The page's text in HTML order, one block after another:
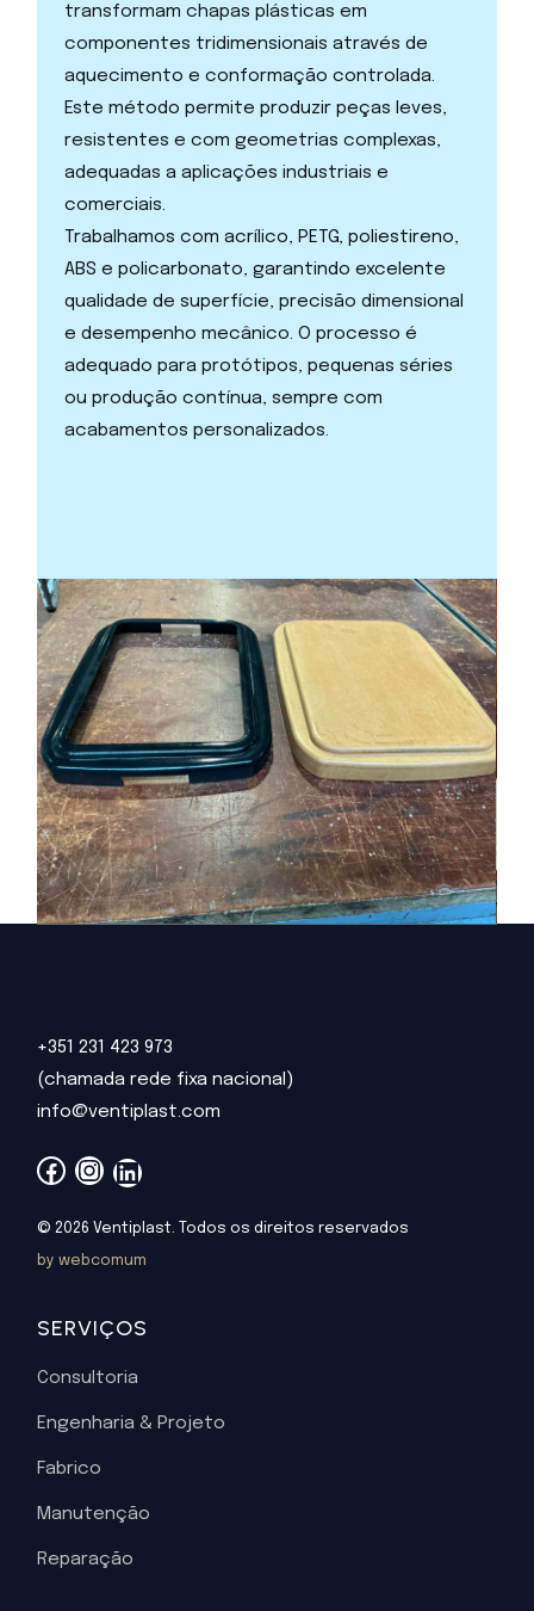
transformam chapas plásticas em
componentes tridimensionais através de
aquecimento e conformação controlada.
Este método permite produzir peças leves,
resistentes e com geometrias complexas,
adequadas a aplicações industriais e
comerciais.
Trabalhamos com acrílico, PETG, poliestireno,
ABS e policarbonato, garantindo excelente
qualidade de superfície, precisão dimensional
e desempenho mecânico. O processo é
adequado para protótipos, pequenas séries
ou produção contínua, sempre com
acabamentos personalizados.
+351 231 423 973
(chamada rede fixa nacional)
info@ventiplast.com
© 2026 Ventiplast. Todos os direitos reservados
by webcomum
SERVIÇOS
Consultoria
Engenharia & Projeto
Fabrico
Manutenção
Reparação